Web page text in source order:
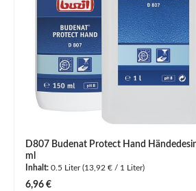
D807 Budenat Protect Hand
ml
Inhalt: 0.5 Liter(13,92 € / 1 Liter)
Regulärer Preis:
6,96 €